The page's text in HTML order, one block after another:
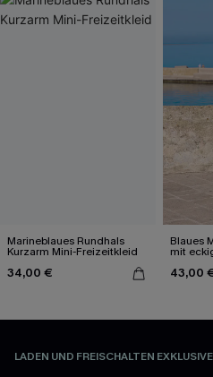
Marineblaues Rundhals
Kurzarm Mini-Freizeitkleid
34,00 €
Blaues
mit
43,00
LADEN UND FREISCHALTEN